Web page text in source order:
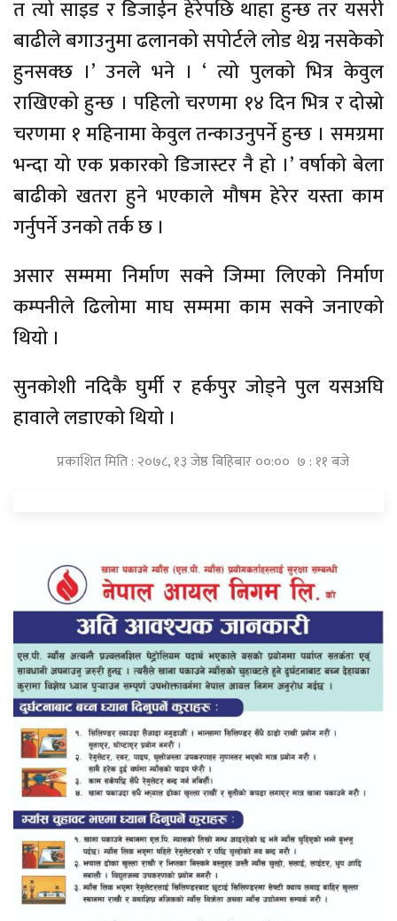
त त्यो साइड र डिजाईन हेरेपछि थाहा हुन्छ तर यसरी
बाढीले बगाउनुमा ढलानको सपोर्टले लोड थेग्न नसकेको
हुनसक्छ ।’ उनले भने । ‘ त्यो पुलको भित्र केवुल
राखिएको हुन्छ । पहिलो चरणमा १४ दिन भित्र र दोस्रो
चरणमा १ महिनामा केवुल तन्काउनुपर्ने हुन्छ । समग्रमा
भन्दा यो एक प्रकारको डिजास्टर नै हो ।’ वर्षाको बेला
बाढीको खतरा हुने भएकाले मौषम हेरेर यस्ता काम
गर्नुपर्ने उनको तर्क छ ।
असार सम्ममा निर्माण सक्ने जिम्मा लिएको निर्माण
कम्पनीले ढिलोमा माघ सम्ममा काम सक्ने जनाएको
थियो ।
सुनकोशी नदिकै घुर्मी र हर्कपुर जोड्ने पुल यसअघि
हावाले लडाएको थियो ।
प्रकाशित मिति : २०७८, १३ जेष्ठ बिहिबार ००:०० ७ : ११ बजे